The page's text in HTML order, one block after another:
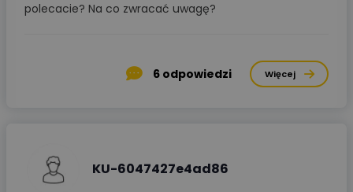
polecacie? Na co zwracać uwagę?
6 odpowiedzi Więcej
KU-6047427e4ad86